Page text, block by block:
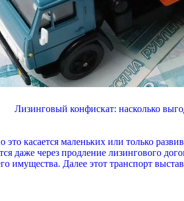
Лизинговый конфискат: насколько
касается маленьких или только
даже через продление лизингового
имущества. Далее этот транспорт